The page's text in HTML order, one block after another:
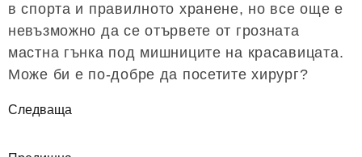
в спорта и правилното хранене, но все още е
невъзможно да се отървете от грозната
мастна гънка под мишниците на красавицата.
Може би е по-добре да посетите хирург?
Следваща